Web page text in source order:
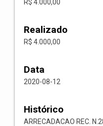
R$ 4.000,00
Realizado
R$ 4.000,00
Data
2020-08-12
Histórico
ARRECADACAO REC.